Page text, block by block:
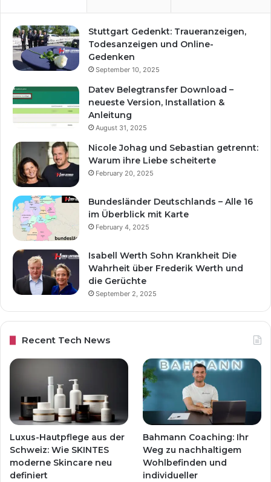
Stuttgart Gedenkt: Traueranzeigen,
Todesanzeigen und Online-
Gedenken
September 10, 2025
Datev Belegtransfer Download –
neueste Version, Installation &
Anleitung
August 31, 2025
Nicole Johag und Sebastian getrennt:
Warum ihre Liebe scheiterte
February 20, 2025
Bundesländer Deutschlands – Alle 16
im Überblick mit Karte
February 4, 2025
Isabell Werth Sohn Krankheit Die
Wahrheit über Frederik Werth und
die Gerüchte
September 2, 2025
Recent Tech News
Luxus-Hautpflege aus der
Schweiz: Wie SKINTES
moderne Skincare neu
definiert
Bahmann Coaching: Ihr
Weg zu nachhaltigem
Wohlbefinden und
individueller